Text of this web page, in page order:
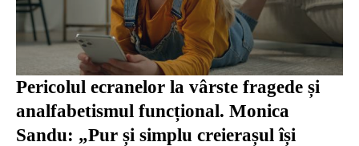
Pericolul ecranelor la vârste fragede și
analfabetismul funcțional. Monica
Sandu: „Pur și simplu creierașul își